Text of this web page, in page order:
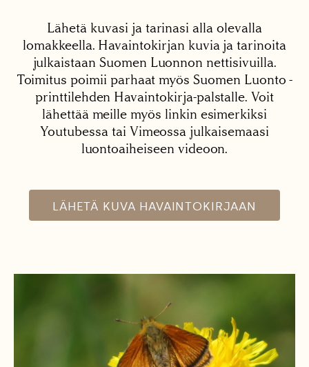
Lähetä kuvasi ja tarinasi alla olevalla
lomakkeella. Havaintokirjan kuvia ja tarinoita
julkaistaan Suomen Luonnon nettisivuilla.
Toimitus poimii parhaat myös Suomen Luonto -
printtilehden Havaintokirja-palstalle. Voit
lähettää meille myös linkin esimerkiksi
Youtubessa tai Vimeossa julkaisemaasi
luontoaiheiseen videoon.
LÄHETÄ KUVA HAVAINTOKIRJAAN